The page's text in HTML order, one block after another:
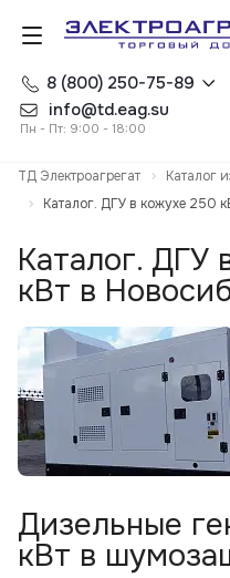
8 (800) 250-75-89
info@td.eag.su
Пн - Пт: 9:00 - 18:00
ТД Электроагрегат
Каталог
Каталог. ДГУ в кожухе 250
Каталог. ДГУ
кВт в
Дизельные
кВт в